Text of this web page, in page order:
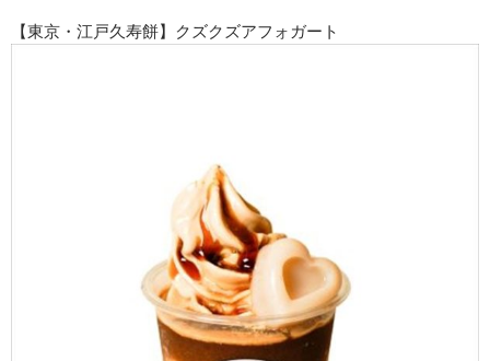
【東京・江戸久寿餅】クズクズアフォガート